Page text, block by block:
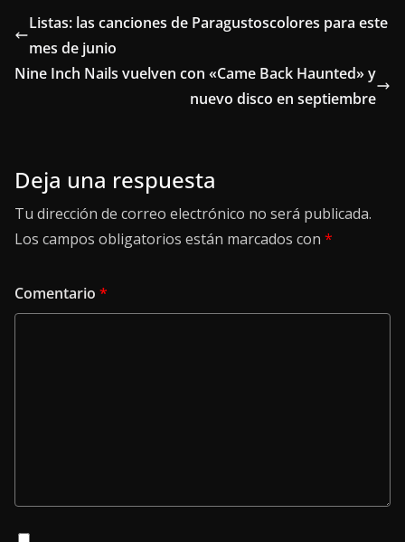
Listas: las canciones de Paragustoscolores para este
mes de junio
Nine Inch Nails vuelven con «Came Back Haunted» y
nuevo disco en septiembre
Deja una respuesta
Tu dirección de correo electrónico no será publicada.
Los campos obligatorios están marcados con *
Comentario *